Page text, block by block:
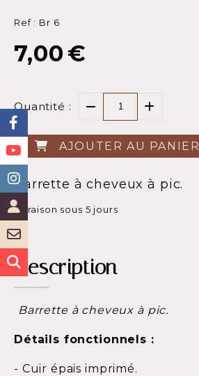
Ref : Br 6
7,00 €
Quantité :
AJOUTER AU PANIER
Barrette à cheveux à pic.
Livraison sous 5 jours
Description
Barrette à cheveux à pic.
Détails fonctionnels :
- Cuir épais imprimé.